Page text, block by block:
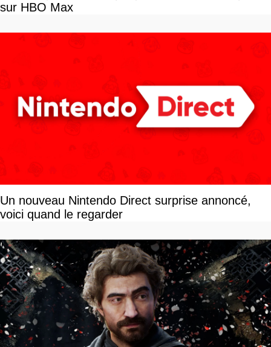
sur HBO Max
Un nouveau Nintendo Direct surprise annoncé,
voici quand le regarder